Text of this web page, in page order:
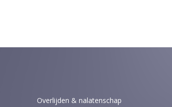
Overlijden & nalatenschap